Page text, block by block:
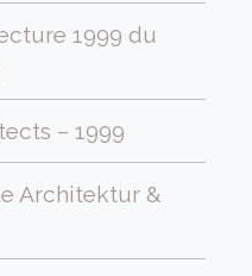
1999 du
– 1999
Architektur &